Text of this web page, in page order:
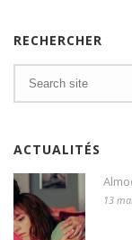
RECHERCHER
ACTUALITÉS
13